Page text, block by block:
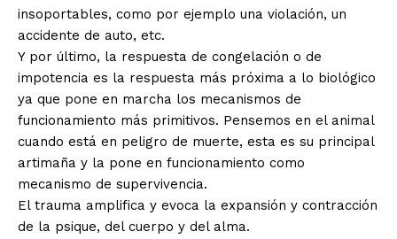
insoportables, como por ejemplo una violación, un
accidente de auto, etc.
Y por último, la respuesta de congelación o de
impotencia es la respuesta más próxima a lo biológico
ya que pone en marcha los mecanismos de
funcionamiento más primitivos. Pensemos en el animal
cuando está en peligro de muerte, esta es su principal
artimaña y la pone en funcionamiento como
mecanismo de supervivencia.
El trauma amplifica y evoca la expansión y contracción
de la psique, del cuerpo y del alma.